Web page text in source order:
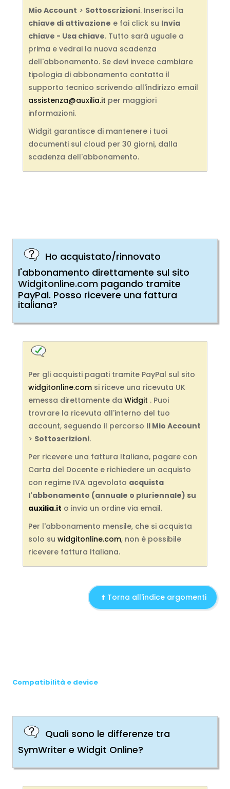
Mio Account > Sottoscrizioni. Inserisci la
chiave di attivazione e fai click su Invia
chiave - Usa chiave. Tutto sarà uguale a
prima e vedrai la nuova scadenza
dell'abbonamento. Se devi invece cambiare
tipologia di abbonamento contatta il
supporto tecnico scrivendo all'indirizzo email
assistenza@auxilia.it per maggiori
informazioni.
Widgit garantisce di mantenere i tuoi
documenti sul cloud per 30 giorni, dalla
scadenza dell'abbonamento.
Ho acquistato/rinnovato
l'abbonamento direttamente sul sito
Widgitonline.com pagando tramite
PayPal. Posso ricevere una fattura
italiana?
Per gli acquisti pagati tramite PayPal sul sito
widgitonline.com si riceve una ricevuta UK
emessa direttamente da Widgit . Puoi
trovrare la ricevuta all'interno del tuo
account, seguendo il percorso Il Mio Account
> Sottoscrizioni.
Per ricevere una fattura Italiana, pagare con
Carta del Docente e richiedere un acquisto
con regime IVA agevolato acquista
l'abbonamento (annuale o pluriennale) su
auxilia.it o invia un ordine via email.
Per l'abbonamento mensile, che si acquista
solo su widgitonline.com, non è possibile
ricevere fattura Italiana.
⬆️ Torna all'indice argomenti
Compatibilità e device
Quali sono le differenze tra
SymWriter e Widgit Online?